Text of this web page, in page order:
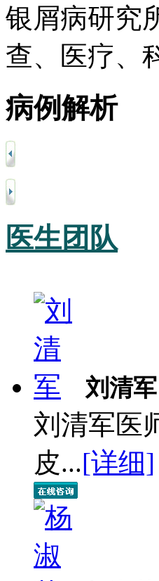
银屑病研究
查、医疗、
病例解析
医生团队
刘清军
刘清军医
皮...[详细]